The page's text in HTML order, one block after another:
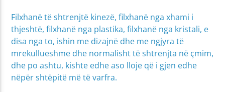
Filxhanë të shtrenjtë kinezë, filxhanë nga xhami i
thjeshtë, filxhanë nga plastika, filxhanë nga kristali, e
disa nga to, ishin me dizajnë dhe me ngjyra të
mrekullueshme dhe normalisht të shtrenjta në çmim,
dhe po ashtu, kishte edhe aso lloje që i gjen edhe
nëpër shtëpitë më të varfra.